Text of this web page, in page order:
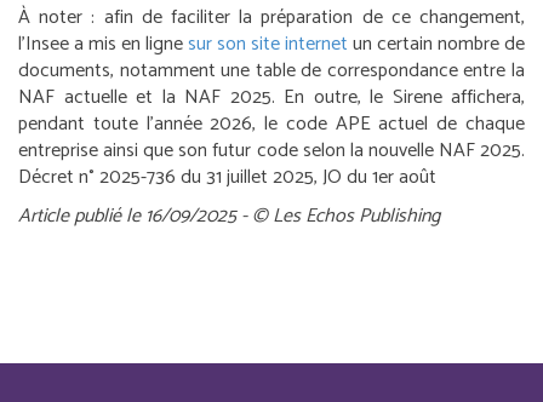
À noter : afin de faciliter la préparation de ce changement,
l’Insee a mis en lignesur son site internetun certain nombre de
documents, notamment une table de correspondance entre la
NAF actuelle et la NAF 2025. En outre, le Sirene affichera,
pendant toute l’année 2026, le code APE actuel de chaque
entreprise ainsi que son futur code selon la nouvelle NAF 2025.
Décret n° 2025-736 du 31 juillet 2025, JO du 1er août
Article publié le 16/09/2025 - © Les Echos Publishing